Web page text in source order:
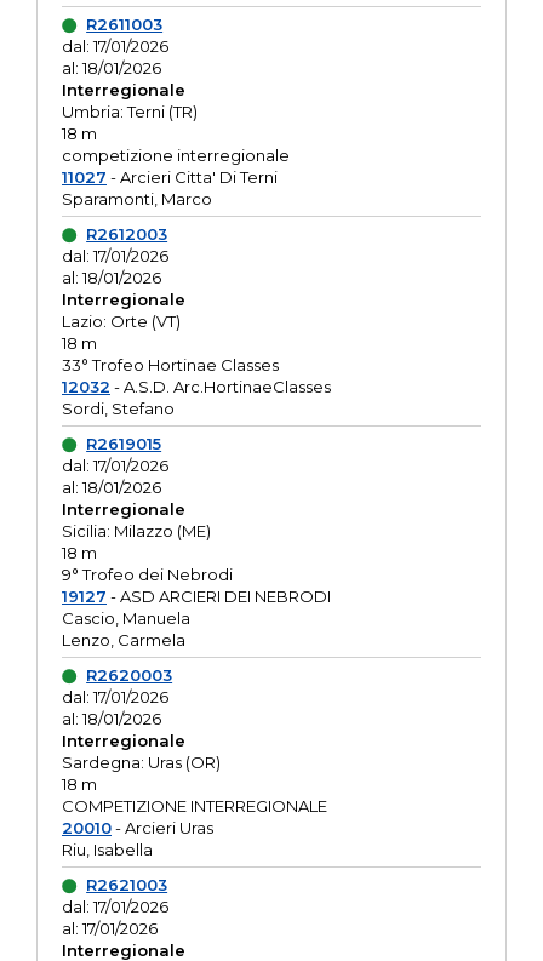
R2611003
dal: 17/01/2026
al: 18/01/2026
Interregionale
Umbria: Terni (TR)
18 m
competizione interregionale
11027 - Arcieri Citta' Di Terni
Sparamonti, Marco
R2612003
dal: 17/01/2026
al: 18/01/2026
Interregionale
Lazio: Orte (VT)
18 m
33° Trofeo Hortinae Classes
12032 - A.S.D. Arc.HortinaeClasses
Sordi, Stefano
R2619015
dal: 17/01/2026
al: 18/01/2026
Interregionale
Sicilia: Milazzo (ME)
18 m
9° Trofeo dei Nebrodi
19127 - ASD ARCIERI DEI NEBRODI
Cascio, Manuela
Lenzo, Carmela
R2620003
dal: 17/01/2026
al: 18/01/2026
Interregionale
Sardegna: Uras (OR)
18 m
COMPETIZIONE INTERREGIONALE
20010- Arcieri Uras
Riu, Isabella
R2621003
dal: 17/01/2026
al: 17/01/2026
Interregionale